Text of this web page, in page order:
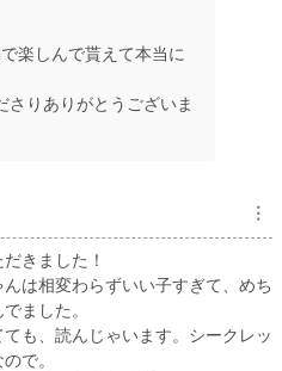
楽しんで貰えて本当に
さりありがとうございま
︙
きました！
は相変わらずいい子すぎて、めち
ました。
も、読んじゃいます。シークレッ
で。